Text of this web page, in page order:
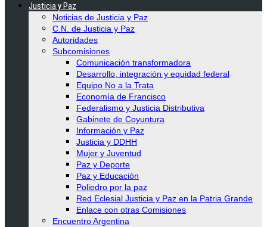
Justicia y Paz
Noticias de Justicia y Paz
C.N. de Justicia y Paz
Autoridades
Subcomisiones
Comunicación transformadora
Desarrollo, integración y equidad federal
Equipo No a la Trata
Economía de Francisco
Federalismo y Justicia Distributiva
Gabinete de Coyuntura
Información y Paz
Justicia y DDHH
Mujer y Juventud
Paz y Deporte
Paz y Educación
Poliedro por la paz
Red Eclesial Justicia y Paz en la Patria Grande
Enlace con otras Comisiones
Encuentro Argentina